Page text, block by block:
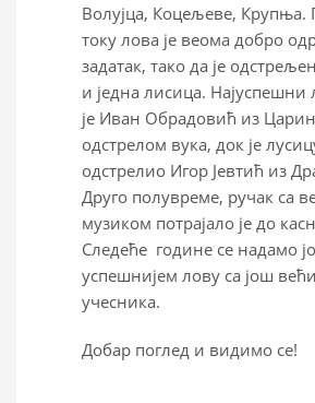
Волујца, Коцељеве, Крупња.
току лова је веома добро
задатак, тако да је
и једна лисица. Најуспешни
је Иван Обрадовић из
одстрелом вука, док је
одстрелио Игор Јевтић из
Друго полувреме, ручак са
музиком потрајало је до
Следеће године се надамо
успешнијем лову са још
учесника.
Добар поглед и видимо се!